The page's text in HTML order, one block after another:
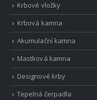
Krbové vložky
Krbová kamna
Akumulační kamna
Mastková kamna
Designové krby
Tepelná čerpadla